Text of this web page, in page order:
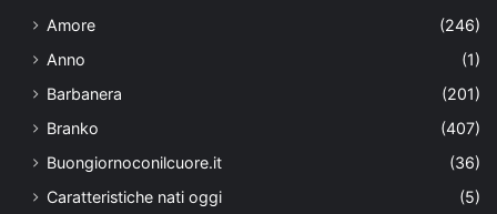
Amore
(246)
Anno
(1)
Barbanera
(201)
Branko
(407)
Buongiornoconilcuore.it
(36)
Caratteristiche nati oggi
(5)